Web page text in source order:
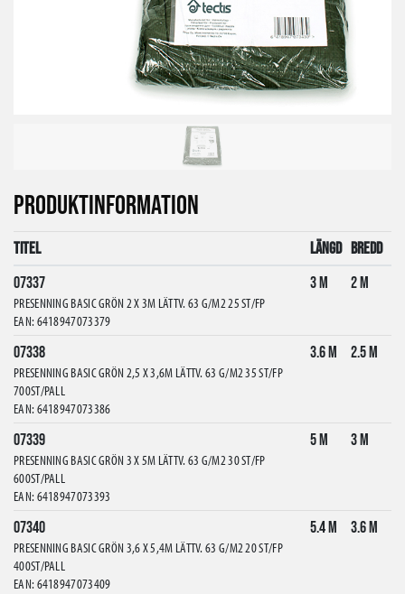
PRODUKTINFORMATION
Titel Längd
Bredd
07337
PRESENNING BASIC GRÖN 2 X 3M LÄTTV. 63 G/M2 25 ST/FP
EAN: 6418947073379
3 m 2 m
07338
PRESENNING BASIC GRÖN 2,5 X 3,6M LÄTTV. 63 G/M2 35 ST/FP
700ST/PALL
EAN: 6418947073386
3.6 m 2.5 m
07339
PRESENNING BASIC GRÖN 3 X 5M LÄTTV. 63 G/M2 30 ST/FP
600ST/PALL
EAN: 6418947073393
5 m 3 m
07340
PRESENNING BASIC GRÖN 3,6 X 5,4M LÄTTV. 63 G/M2 20 ST/FP
400ST/PALL
EAN: 6418947073409
5.4 m 3.6 m